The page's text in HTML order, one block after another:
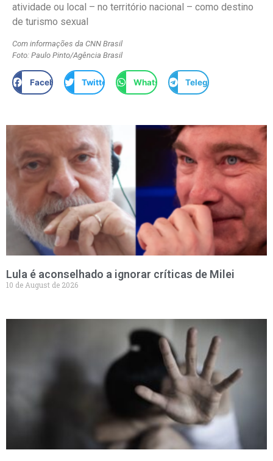
atividade ou local – no território nacional – como destino
de turismo sexual
Com informações da CNN Brasil
Foto: Paulo Pinto/Agência Brasil
Facebook Twitter WhatsApp Telegram
Lula é aconselhado a ignorar críticas de Milei
10 de August de 2026